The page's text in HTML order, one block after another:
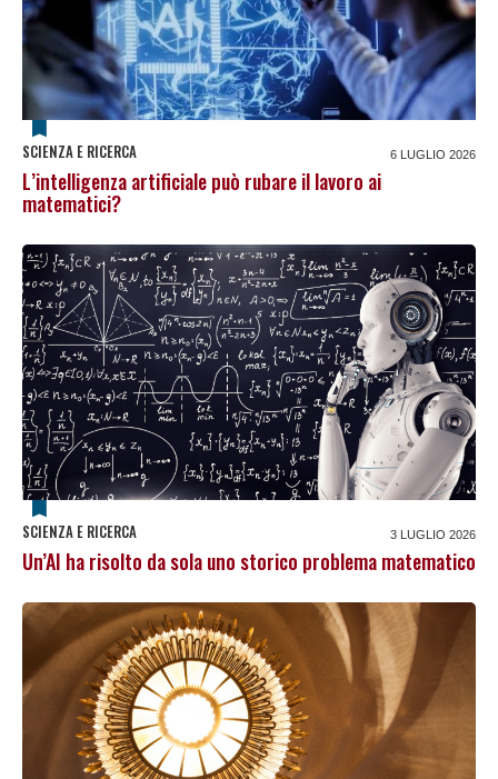
SCIENZA E RICERCA 6 LUGLIO 2026
L’intelligenza artificiale può rubare il lavoro ai
matematici?
SCIENZA E RICERCA 3 LUGLIO 2026
Un’AI ha risolto da sola uno storico problema matematico